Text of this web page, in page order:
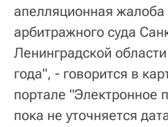
апелляционная
арбитражного суда
Ленинградской
года", - говорится в
портале "Электронное
пока не уточняется